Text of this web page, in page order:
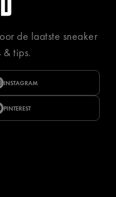
de laatste sneaker
& tips.
INSTAGRAM
PINTEREST